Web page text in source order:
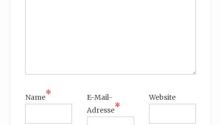
Name*
E-Mail-
Adresse*
Website